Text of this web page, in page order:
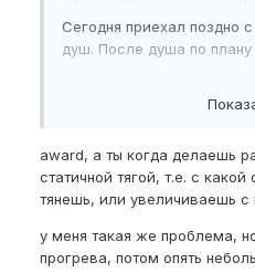
Сегодня приехал поздно
душ. После душа по плану
Около 7 мин пытался
потом начинал тянуть,
сделать тяги короче
Пришлось делать джелк
award, а ты когда делаешь
статичной тягой, т.е. с
тянешь, или увеличиваешь
у меня такая же проблема,
прогрева, потом опять